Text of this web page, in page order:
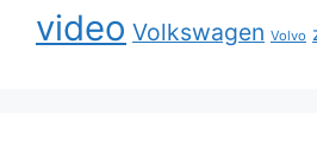
video Volkswagen Volvo